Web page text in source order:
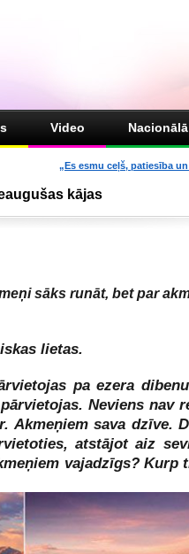
Video
„Es esmu ceļš, patiesība
kājas
sāks runāt, bet par
lietas.
pa ezera
Neviens nav
Akmeņiem sava dzīve.
atstājot aiz
vajadzīgs? Kurp